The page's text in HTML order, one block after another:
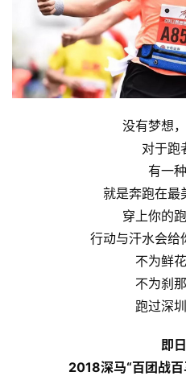
没有梦想
对于跑
有一
就是奔跑在最
穿上你的
行动与汗水会给
不为鲜
不为刹
跑过深
即
2018深马“百团战